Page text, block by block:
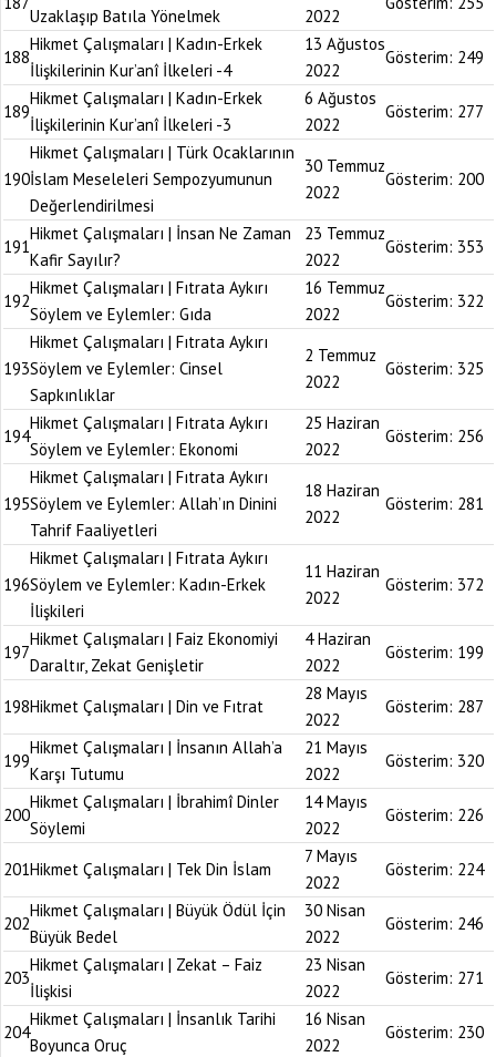
Uzaklaşıp Batıla Yönelmek 2022
188
Hikmet Çalışmaları | Kadın-Erkek
İlişkilerinin Kur’anî İlkeleri -4
13 Ağustos
2022
Gösterim: 249
189
Hikmet Çalışmaları | Kadın-Erkek
İlişkilerinin Kur’anî İlkeleri -3
6 Ağustos
2022
Gösterim: 277
190
Hikmet Çalışmaları | Türk Ocaklarının
İslam Meseleleri Sempozyumunun
Değerlendirilmesi
30 Temmuz
2022
Gösterim: 200
191
Hikmet Çalışmaları | İnsan Ne Zaman
Kafir Sayılır?
23 Temmuz
2022
Gösterim: 353
192
Hikmet Çalışmaları | Fıtrata Aykırı
Söylem ve Eylemler: Gıda
16 Temmuz
2022
Gösterim: 322
193
Hikmet Çalışmaları | Fıtrata Aykırı
Söylem ve Eylemler: Cinsel
Sapkınlıklar
2 Temmuz
2022
Gösterim: 325
194
Hikmet Çalışmaları | Fıtrata Aykırı
Söylem ve Eylemler: Ekonomi
25 Haziran
2022
Gösterim: 256
195
Hikmet Çalışmaları | Fıtrata Aykırı
Söylem ve Eylemler: Allah’ın Dinini
Tahrif Faaliyetleri
18 Haziran
2022
Gösterim: 281
196
Hikmet Çalışmaları | Fıtrata Aykırı
Söylem ve Eylemler: Kadın-Erkek
İlişkileri
11 Haziran
2022
Gösterim: 372
197
Hikmet Çalışmaları | Faiz Ekonomiyi
Daraltır, Zekat Genişletir
4 Haziran
2022
Gösterim: 199
198Hikmet Çalışmaları | Din ve Fıtrat
28 Mayıs
2022
Gösterim: 287
199
Hikmet Çalışmaları | İnsanın Allah’a
Karşı Tutumu
21 Mayıs
2022
Gösterim: 320
200
Hikmet Çalışmaları | İbrahimî Dinler
Söylemi
14 Mayıs
2022
Gösterim: 226
201Hikmet Çalışmaları | Tek Din İslam
7 Mayıs
2022
Gösterim: 224
202
Hikmet Çalışmaları | Büyük Ödül İçin
Büyük Bedel
30 Nisan
2022
Gösterim: 246
203
Hikmet Çalışmaları | Zekat – Faiz
İlişkisi
23 Nisan
2022
Gösterim: 271
204
Hikmet Çalışmaları | İnsanlık Tarihi
Boyunca Oruç
16 Nisan
2022
Gösterim: 230